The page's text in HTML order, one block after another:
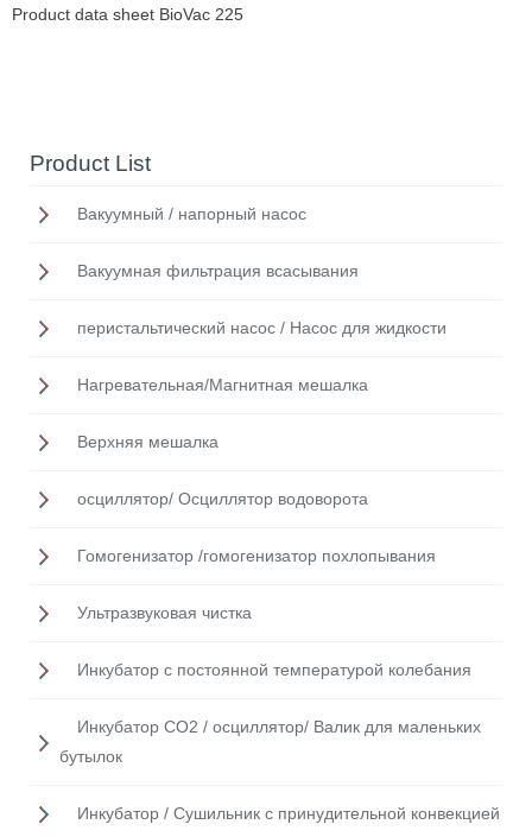
Product data sheet BioVac 225
Product List
Вакуумный / напорный насос
Вакуумная фильтрация всасывания
перистальтический насос / Насос для жидкости
Нагревательная/Mагнитная мешалка
Верхняя мешалка
осциллятор/ Осциллятор водоворота
Гомогенизатор /гомогенизатор похлопывания
Ультразвуковая чистка
Инкубатор с постоянной температурой колебания
Инкубатор CO2 / осциллятор/ Валик для маленьких
бутылок
Инкубатор / Cушильник с принудительной конвекцией